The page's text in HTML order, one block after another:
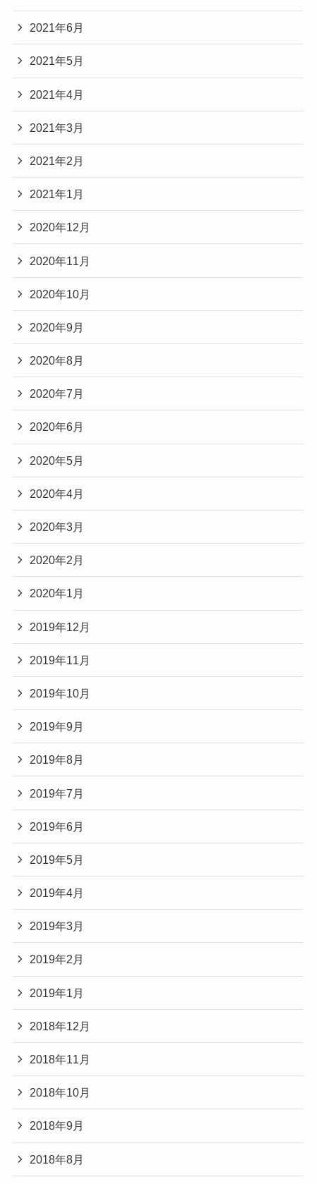
2021年6月
2021年5月
2021年4月
2021年3月
2021年2月
2021年1月
2020年12月
2020年11月
2020年10月
2020年9月
2020年8月
2020年7月
2020年6月
2020年5月
2020年4月
2020年3月
2020年2月
2020年1月
2019年12月
2019年11月
2019年10月
2019年9月
2019年8月
2019年7月
2019年6月
2019年5月
2019年4月
2019年3月
2019年2月
2019年1月
2018年12月
2018年11月
2018年10月
2018年9月
2018年8月